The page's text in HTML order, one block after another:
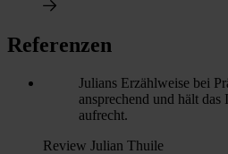
Referenzen
Julians Erzählweise bei
ansprechend und hält das
aufrecht.
Review Julian Thuile